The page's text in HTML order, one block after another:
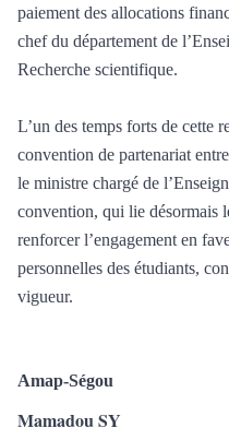
paiement des allocations
chef du département de
Recherche scientifique.
L’un des temps forts de cette
convention de partenariat
le ministre chargé de
convention, qui lie désormais
renforcer l’engagement en
personnelles des étudiants,
vigueur.
Amap-Ségou
Mamadou SY